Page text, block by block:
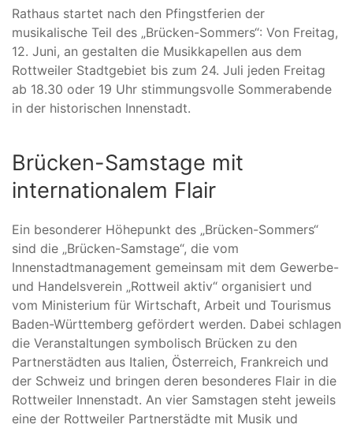
Rathaus startet nach den Pfingstferien der
musikalische Teil des „Brücken-Sommers“: Von Freitag,
12. Juni, an gestalten die Musikkapellen aus dem
Rottweiler Stadtgebiet bis zum 24. Juli jeden Freitag
ab 18.30 oder 19 Uhr stimmungsvolle Sommerabende
in der historischen Innenstadt.
Brücken-Samstage mit
internationalem Flair
Ein besonderer Höhepunkt des „Brücken-Sommers“
sind die „Brücken-Samstage“, die vom
Innenstadtmanagement gemeinsam mit dem Gewerbe-
und Handelsverein „Rottweil aktiv“ organisiert und
vom Ministerium für Wirtschaft, Arbeit und Tourismus
Baden-Württemberg gefördert werden. Dabei schlagen
die Veranstaltungen symbolisch Brücken zu den
Partnerstädten aus Italien, Österreich, Frankreich und
der Schweiz und bringen deren besonderes Flair in die
Rottweiler Innenstadt. An vier Samstagen steht jeweils
eine der Rottweiler Partnerstädte mit Musik und